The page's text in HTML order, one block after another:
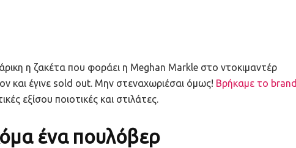
η ζακέτα που φοράει η Meghan Markle στο ντοκιμαντέρ
και έγινε sold out. Μην στεναχωριέσαι όμως! Βρήκαμε το brand
εξίσου ποιοτικές και στιλάτες.
ένα πουλόβερ